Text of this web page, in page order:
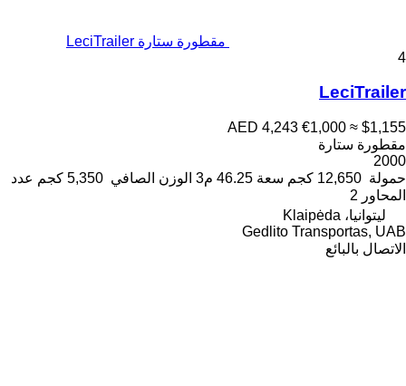
مقطورة ستارة LeciTrailer
4
LeciTrailer
AED 4,243 €1,000 ≈ $1,155
مقطورة ستارة
2000
حمولة 12,650 كجم سعة 46.25 م3 الوزن الصافي 5,350 كجم
عدد
المحاور 2
ليتوانيا، Klaipėda
Gedlito Transportas, UAB
الاتصال بالبائع